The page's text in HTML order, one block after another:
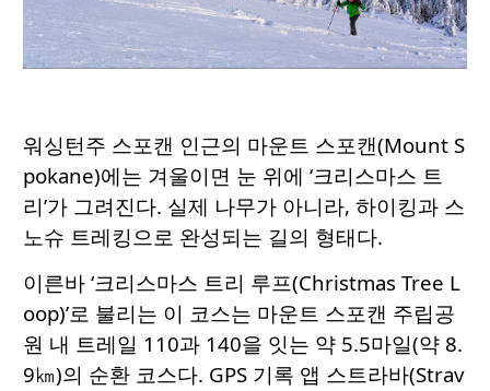
워싱턴주 스포캔 인근의 마운트 스포캔(Mount S
pokane)에는 겨울이면 눈 위에 ‘크리스마스 트
리’가 그려진다. 실제 나무가 아니라, 하이킹과 스
노슈 트레킹으로 완성되는 길의 형태다.
이른바 ‘크리스마스 트리 루프(Christmas Tree L
oop)’로 불리는 이 코스는 마운트 스포캔 주립공
원 내 트레일 110과 140을 잇는 약 5.5마일(약 8.
9㎞)의 순환 코스다. GPS 기록 앱 스트라바(Strav